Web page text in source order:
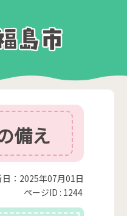
備え
日：2025年07月01日
ページID : 1244